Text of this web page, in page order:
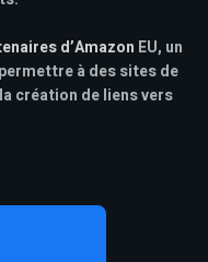
d’Amazon EU, un
à des sites de
création de liens vers